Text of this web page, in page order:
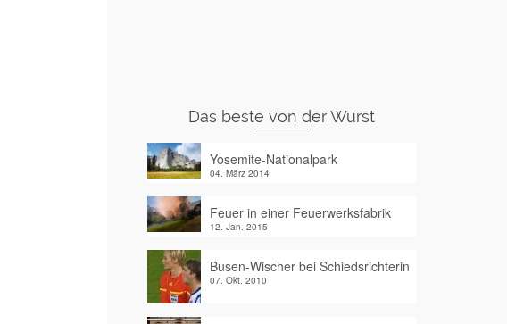
Das beste von der Wurst
Yosemite-Nationalpark
04. März 2014
Feuer in einer Feuerwerksfabrik
12. Jan. 2015
Busen-Wischer bei Schiedsrichterin
07. Okt. 2010